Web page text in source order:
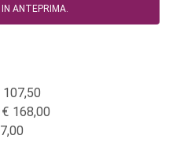
ANTEPRIMA.
107,50
168,00